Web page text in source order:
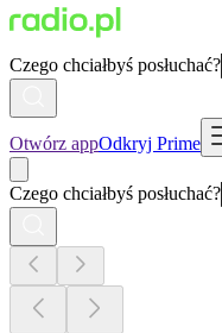
Czego chciałbyś posłuchać?
Otwórz appOdkryj Prime
Czego chciałbyś posłuchać?